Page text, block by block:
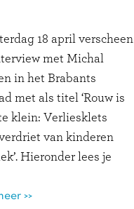
18 april verscheen
met Michal
in het Brabants
met als titel ‘Rouw is
klein: Verliesklets
van kinderen
Hieronder lees je
Hoe ga je als kind om
>>